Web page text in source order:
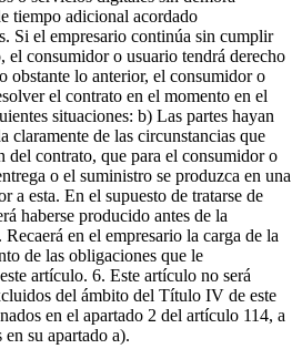
tiempo adicional acordado
Si el empresario continúa sin cumplir
el consumidor o usuario tendrá derecho
obstante lo anterior, el consumidor o
el contrato en el momento en el
situaciones: b) Las partes hayan
claramente de las circunstancias que
del contrato, que para el consumidor o
o el suministro se produzca en una
a esta. En el supuesto de tratarse de
haberse producido antes de la
en el empresario la carga de la
de las obligaciones que le
artículo. 6. Este artículo no será
del ámbito del Título IV de este
en el apartado 2 del artículo 114, a
su apartado a).